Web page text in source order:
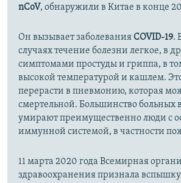
nCoV, обнаружили в Китае в конце
Он вызывает заболеванияCOVID-19.
случаях течение болезни легкое, в
симптомами простуды и гриппа, в
высокой температурой и кашлем.
перерасти в пневмонию, которая
смертельной. Большинство больных
умирают преимущественно люди с
иммунной системой, в частности
11 марта 2020 года Всемирная
здравоохранения признала